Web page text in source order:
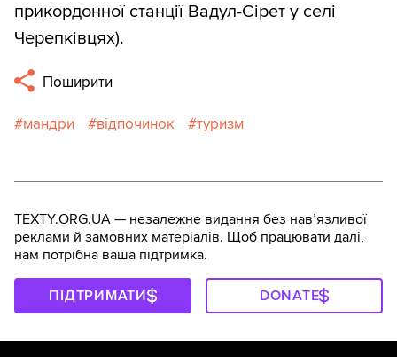
прикордонної станції Вадул-Сірет у селі
Черепківцях).
Поширити
мандри відпочинок туризм
TEXTY.ORG.UA — незалежне видання без навʼязливої
реклами й замовних матеріалів. Щоб працювати далі,
нам потрібна ваша підтримка.
ПІДТРИМАТИ DONATE